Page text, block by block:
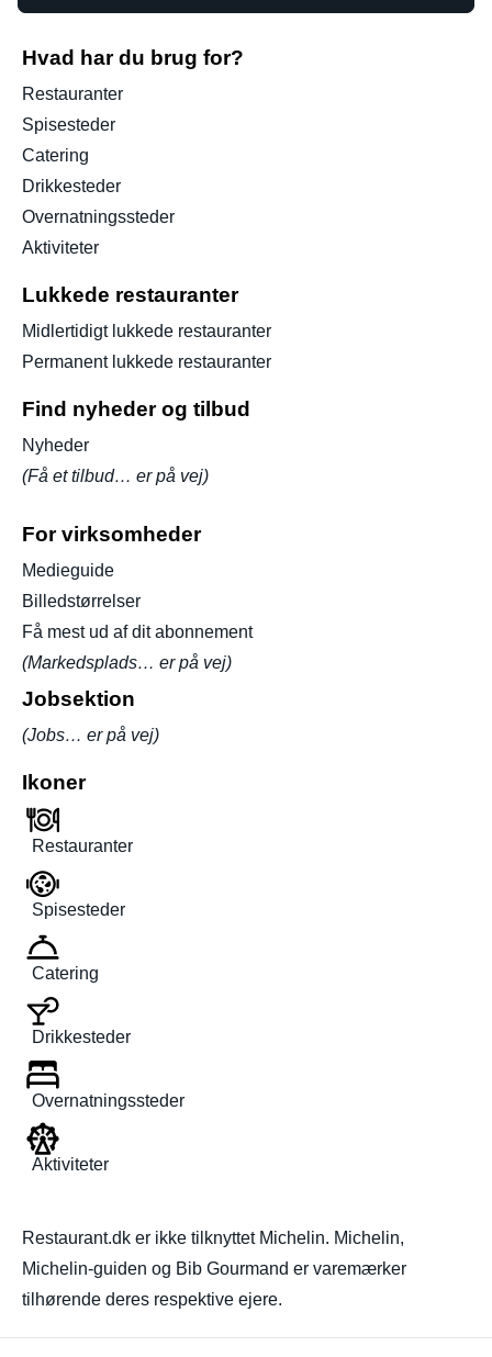
Hvad har du brug for?
Restauranter
Spisesteder
Catering
Drikkesteder
Overnatningssteder
Aktiviteter
Lukkede restauranter
Midlertidigt lukkede restauranter
Permanent lukkede restauranter
Find nyheder og tilbud
Nyheder
(Få et tilbud… er på vej)
For virksomheder
Medieguide
Billedstørrelser
Få mest ud af dit abonnement
(Markedsplads… er på vej)
Jobsektion
(Jobs… er på vej)
Ikoner
Restauranter
Spisesteder
Catering
Drikkesteder
Overnatningssteder
Aktiviteter
Restaurant.dk er ikke tilknyttet Michelin. Michelin,
Michelin-guiden og Bib Gourmand er varemærker
tilhørende deres respektive ejere.